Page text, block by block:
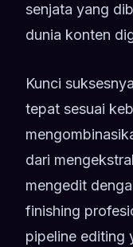
senjata yang
dunia konten
Kunci
tepat sesuai
dari
mengedit
finishing
pipeline editing